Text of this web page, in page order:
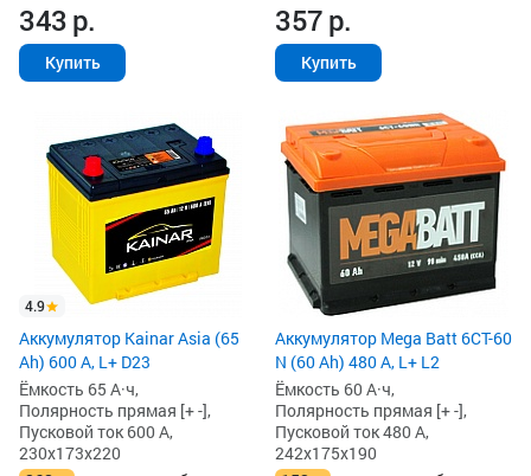
343р.
Купить
357р.
Купить
4.9
Аккумулятор Kainar Asia (65
Ah) 600 А, L+ D23
Ёмкость 65 А·ч,
Полярность прямая [+ -],
Пусковой ток 600 А,
230x173x220
Аккумулятор Mega Batt 6CT-60
N (60 Ah) 480 А, L+ L2
Ёмкость 60 А·ч,
Полярность прямая [+ -],
Пусковой ток 480 А,
242x175x190